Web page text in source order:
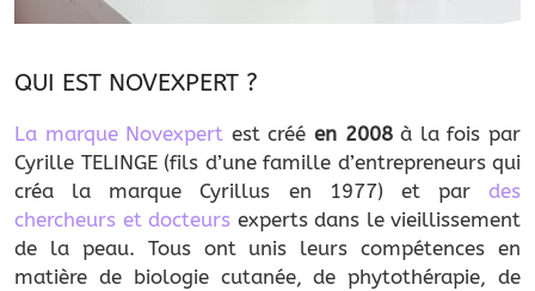
QUI EST NOVEXPERT ?
La marque Novexpert est crééen 2008à la fois par
Cyrille TELINGE (fils d’une famille d’entrepreneurs qui
créa la marque Cyrillus en 1977) et par des
chercheurs et docteurs experts dans le vieillissement
de la peau. Tous ont unis leurs compétences en
matière de biologie cutanée, de phytothérapie, de